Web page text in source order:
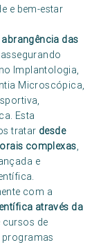
e bem-estar
das
Implantologia,
Microscópica,
Esta
tratar desde
complexas,
e
com a
através da
cursos de